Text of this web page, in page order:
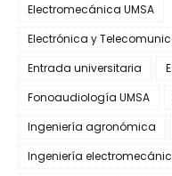
Electromecánica UMSA
Electrónica y
Entrada universitaria
Fonoaudiología UMSA
Ingeniería agronómica
Ingeniería